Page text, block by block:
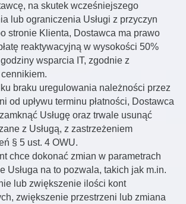
na skutek wcześniejszego
lub ograniczenia Usługi z przyczyn
stronie Klienta, Dostawca ma prawo
reaktywacyjną w wysokości 50%
wsparcia IT, zgodnie z
braku uregulowania należności przez
od upływu terminu płatności, Dostawca
Usługę oraz trwale usunąć
z Usługą, z zastrzeżeniem
§ 5 ust. 4 OWU.
chce dokonać zmian w parametrach
Usługa na to pozwala, takich jak m.in.
lub zwiększenie ilości kont
zwiększenie przestrzeni lub zmiana